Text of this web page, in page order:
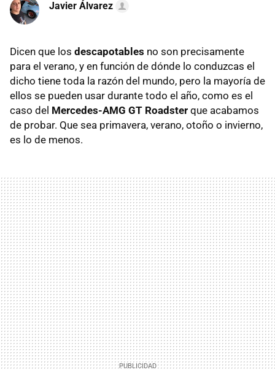
Javier Álvarez
Dicen que los descapotables no son precisamente
para el verano, y en función de dónde lo conduzcas el
dicho tiene toda la razón del mundo, pero la mayoría de
ellos se pueden usar durante todo el año, como es el
caso del Mercedes-AMG GT Roadster que acabamos
de probar. Que sea primavera, verano, otoño o invierno,
es lo de menos.